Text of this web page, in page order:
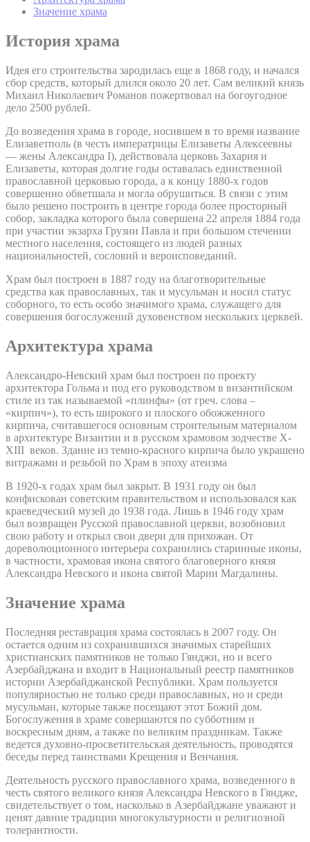
Значение храма
История храма
Идея его строительства зародилась еще в 1868 году, и начался
сбор средств, который длился около 20 лет. Сам великий князь
Михаил Николаевич Романов пожертвовал на богоугодное
дело 2500 рублей.
До возведения храма в городе, носившем в то время название
Елизаветполь (в честь императрицы Елизаветы Алексеевны
— жены Александра I), действовала церковь Захария и
Елизаветы, которая долгие годы оставалась единственной
православной церковью города, а к концу 1880-х годов
совершенно обветшала и могла обрушиться. В связи с этим
было решено построить в центре города более просторный
собор, закладка которого была совершена 22 апреля 1884 года
при участии экзарха Грузии Павла и при большом стечении
местного населения, состоящего из людей разных
национальностей, сословий и вероисповеданий.
Храм был построен в 1887 году на благотворительные
средства как православных, так и мусульман и носил статус
соборного, то есть особо значимого храма, служащего для
совершения богослужений духовенством нескольких церквей.
Архитектура храма
Александро-Невский храм был построен по проекту
архитектора Гольма и под его руководством в византийском
стиле из так называемой «плинфы» (от греч. слова –
«кирпич»), то есть широкого и плоского обожженного
кирпича, считавшегося основным строительным материалом
в архитектуре Византии и в русском храмовом зодчестве X-
XIII веков. Здание из темно-красного кирпича было украшено
витражами и резьбой по Храм в эпоху атеизма
В 1920-х годах храм был закрыт. В 1931 году он был
конфискован советским правительством и использовался как
краеведческий музей до 1938 года. Лишь в 1946 году храм
был возвращен Русской православной церкви, возобновил
свою работу и открыл свои двери для прихожан. От
дореволюционного интерьера сохранились старинные иконы,
в частности, храмовая икона святого благоверного князя
Александра Невского и икона святой Марии Магдалины.
Значение храма
Последняя реставрация храма состоялась в 2007 году. Он
остается одним из сохранившихся значимых старейших
христианских памятников не только Гянджи, но и всего
Азербайджана и входит в Национальный реестр памятников
истории Азербайджанской Республики. Храм пользуется
популярностью не только среди православных, но и среди
мусульман, которые также посещают этот Божий дом.
Богослужения в храме совершаются по субботним и
воскресным дням, а также по великим праздникам. Также
ведется духовно-просветительская деятельность, проводятся
беседы перед таинствами Крещения и Венчания.
Деятельность русского православного храма, возведенного в
честь святого великого князя Александра Невского в Гяндже,
свидетельствует о том, насколько в Азербайджане уважают и
ценят давние традиции многокультурности и религиозной
толерантности.